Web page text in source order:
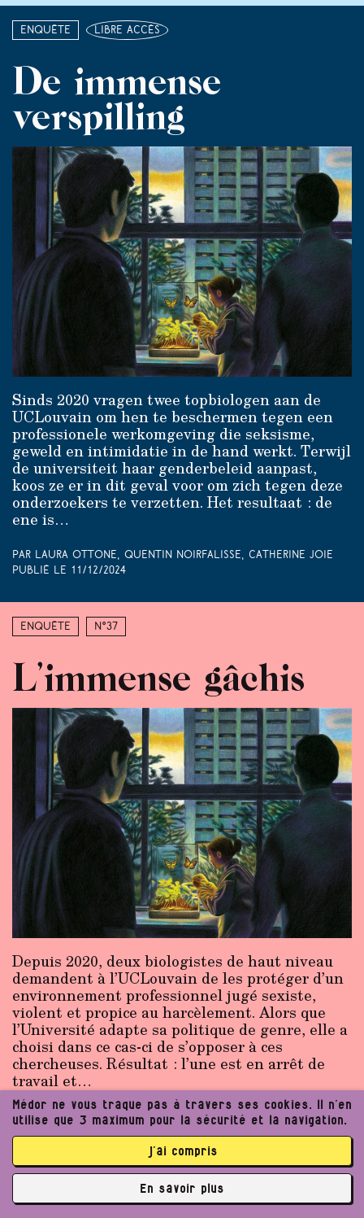
Enquête libre accès
De immense
verspilling
Sinds 2020 vragen twee topbiologen aan de
UCLouvain om hen te beschermen tegen een
professionele werkomgeving die seksisme,
geweld en intimidatie in de hand werkt. Terwijl
de universiteit haar genderbeleid aanpast,
koos ze er in dit geval voor om zich tegen deze
onderzoekers te verzetten. Het resultaat : de
ene is…
Par Laura Ottone, Quentin Noirfalisse, Catherine Joie
Publié le 11/12/2024
Enquête N°37
L’immense gâchis
Depuis 2020, deux biologistes de haut niveau
demandent à l’UCLouvain de les protéger d’un
environnement professionnel jugé sexiste,
violent et propice au harcèlement. Alors que
l’Université adapte sa politique de genre, elle a
choisi dans ce cas-ci de s’opposer à ces
chercheuses. Résultat : l’une est en arrêt de
travail et…
Par Quentin Noirfalisse, Laura Ottone, Catherine Joie
Médor ne vous traque pas à travers ses cookies. Il n’en
utilise que 3 maximum pour la sécurité et la navigation.
j’ai compris
En savoir plus